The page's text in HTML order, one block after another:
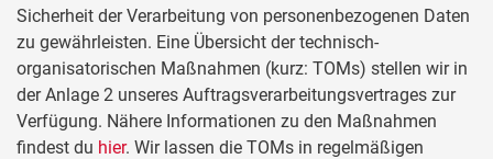
Sicherheit der Verarbeitung von personenbezogenen Daten
zu gewährleisten. Eine Übersicht der technisch-
organisatorischen Maßnahmen (kurz: TOMs) stellen wir in
der Anlage 2 unseres Auftragsverarbeitungsvertrages zur
Verfügung. Nähere Informationen zu den Maßnahmen
findest du hier. Wir lassen die TOMs in regelmäßigen